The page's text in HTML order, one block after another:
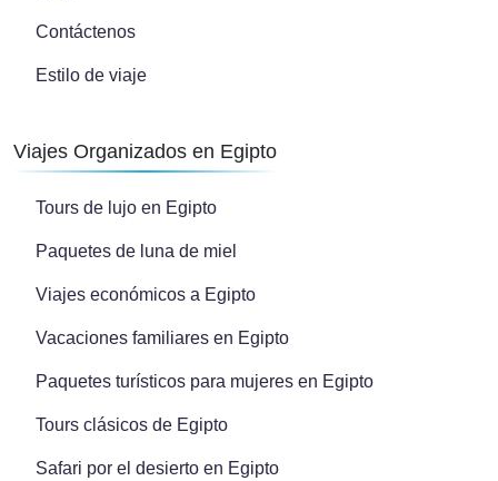
Contáctenos
Estilo de viaje
Viajes Organizados en Egipto
Tours de lujo en Egipto
Paquetes de luna de miel
Viajes económicos a Egipto
Vacaciones familiares en Egipto
Paquetes turísticos para mujeres en Egipto
Tours clásicos de Egipto
Safari por el desierto en Egipto